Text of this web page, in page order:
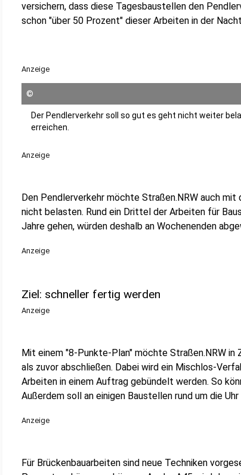
versichern, dass diese Tagesbaustellen den
schon "über 50 Prozent" dieser Arbeiten in der
Anzeige
©
Der Pendlerverkehr soll so gut es geht nicht weiter
erreichen.
Anzeige
Den Pendlerverkehr möchte Straßen.NRW auch
nicht belasten. Rund ein Drittel der Arbeiten für
Jahre gehen, würden deshalb an Wochenenden
Anzeige
Ziel: schneller fertig werden
Anzeige
Mit einem "8-Punkte-Plan" möchte Straßen.NRW
als zuvor abschließen. Dabei wird ein Mischlos-
Arbeiten in einem Auftrag gebündelt werden. So
Außerdem soll an einigen Baustellen rund um die
Anzeige
Für Brückenbauarbeiten sind neue Techniken